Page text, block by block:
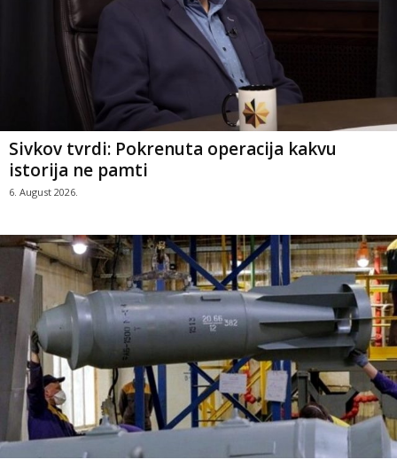
Sivkov tvrdi: Pokrenuta operacija kakvu
istorija ne pamti
6. August 2026.